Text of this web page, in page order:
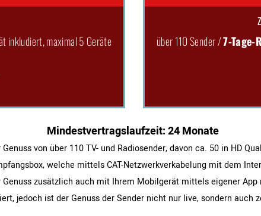
inkludiert, maximal 5 Geräte
über 110 Sender /7-Tage-
Min­dest­ver­trags­lauf­zeit: 24 Monate
von über 110 TV- und Radiosender, davon ca. 50 in HD
welche mittels CAT-Netzwerkverkabelung mit dem
zusätzlich auch mit Ihrem Mobilgerät mittels eigener
jedoch ist der Genuss der Sender nicht nur live, sondern auch